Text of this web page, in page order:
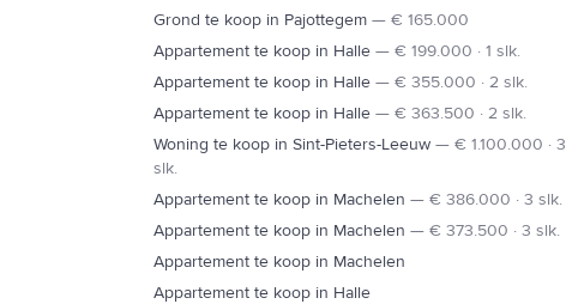
Grond te koop in Pajottegem — € 165.000
Appartement te koop in Halle — € 199.000 · 1 slk.
Appartement te koop in Halle — € 355.000 · 2 slk.
Appartement te koop in Halle — € 363.500 · 2 slk.
Woning te koop in Sint-Pieters-Leeuw — € 1.100.000 · 3
slk.
Appartement te koop in Machelen — € 386.000 · 3 slk.
Appartement te koop in Machelen — € 373.500 · 3 slk.
Appartement te koop in Machelen
Appartement te koop in Halle